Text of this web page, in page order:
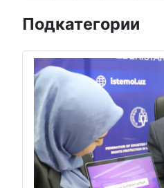
Подкатегории